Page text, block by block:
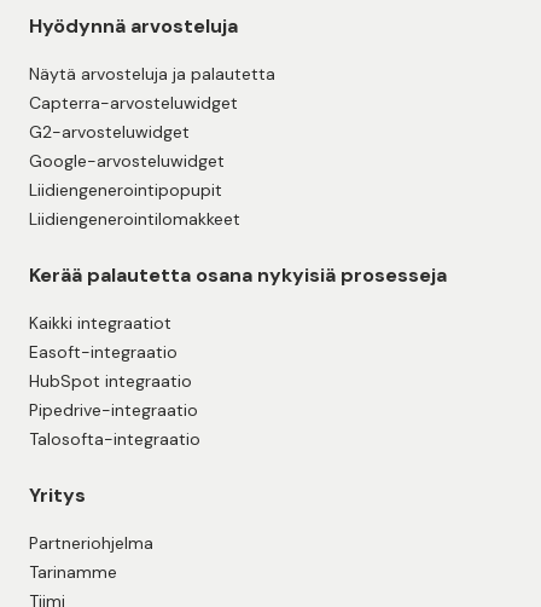
Hyödynnä arvosteluja
Näytä arvosteluja ja palautetta
Capterra-arvosteluwidget
G2-arvosteluwidget
Google-arvosteluwidget
Liidiengenerointipopupit
Liidiengenerointilomakkeet
Kerää palautetta osana nykyisiä prosesseja
Kaikki integraatiot
Easoft-integraatio
HubSpot integraatio
Pipedrive-integraatio
Talosofta-integraatio
Yritys
Partneriohjelma
Tarinamme
Tiimi